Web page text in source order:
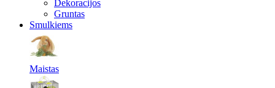
Dekoracijos
Gruntas
Smulkiems
Maistas